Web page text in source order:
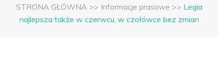
STRONA GŁÓWNA >> Informacje prasowe >> Legia
najlepsza także w czerwcu, w czołówce bez zmian